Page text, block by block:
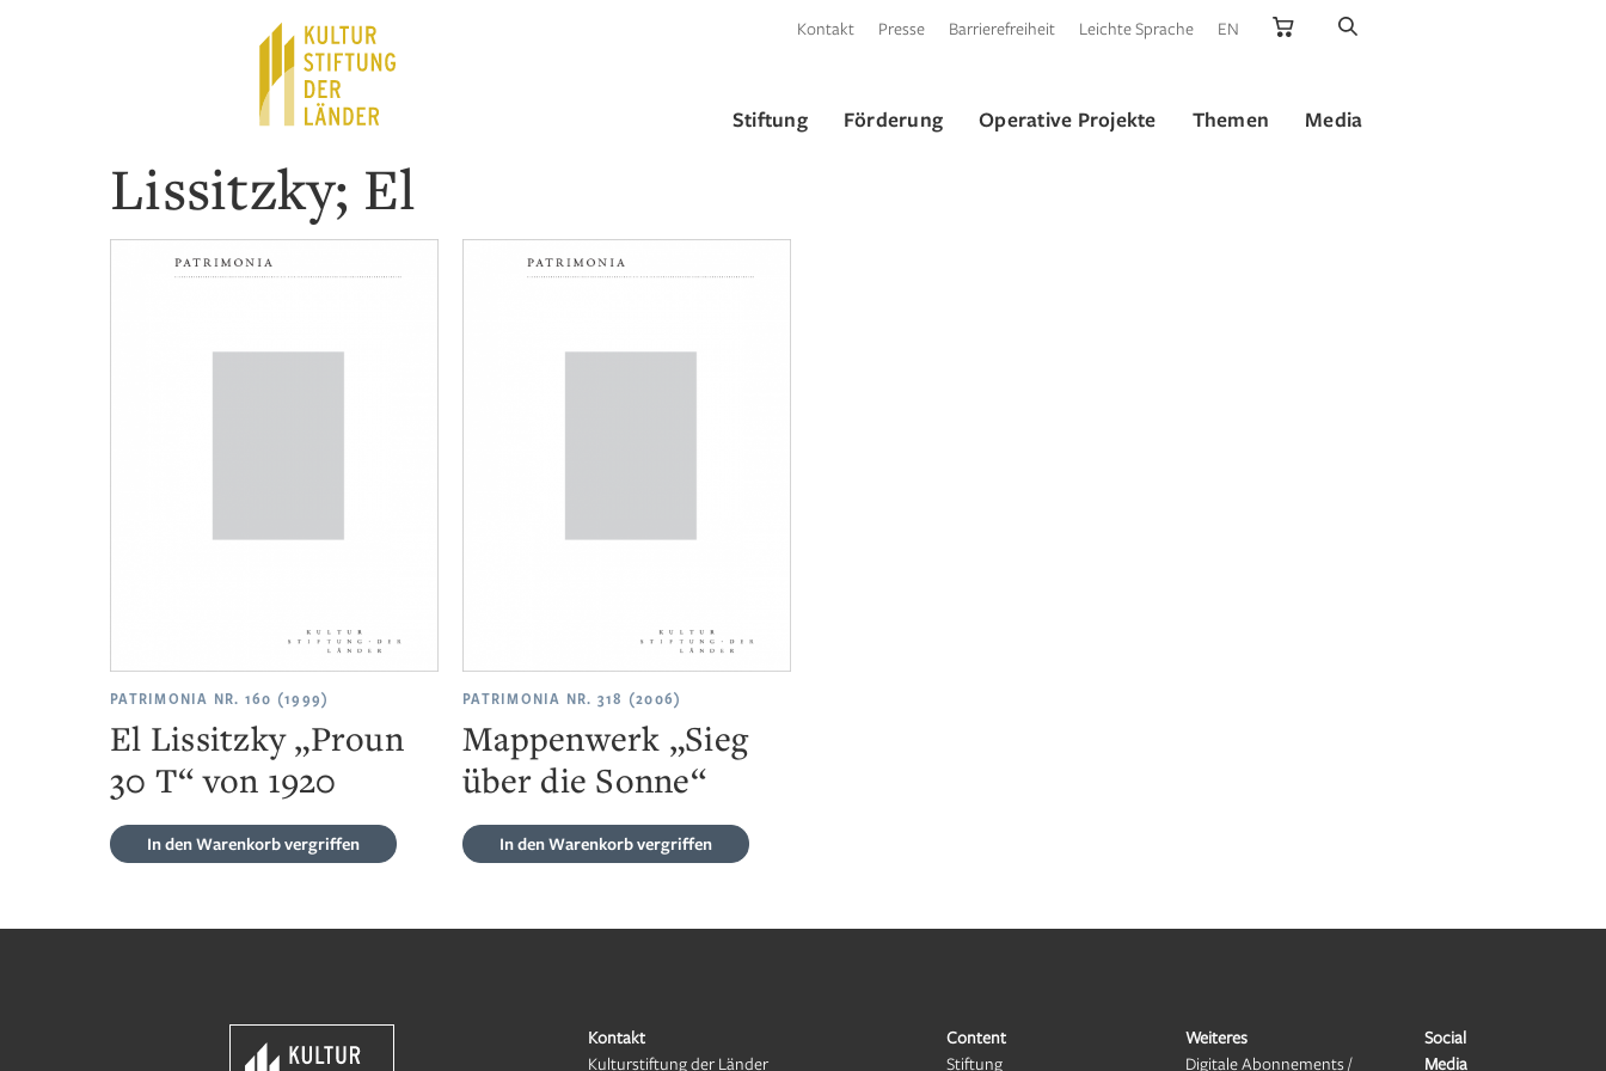
Kontakt Presse Barrierefreiheit Leichte Sprache EN
Stiftung Förderung Operative Projekte Themen Media
Lissitzky; El
PATRIMONIA NR. 160 (1999)
El Lissitzky „Proun
30 T“ von 1920
In den Warenkorbvergriffen
PATRIMONIA NR. 318 (2006)
Mappenwerk „Sieg
über die Sonne“
In den Warenkorbvergriffen
Kontakt
Kulturstiftung der Länder
Content
Stiftung
Weiteres
Digitale Abonnements /
Social
Media